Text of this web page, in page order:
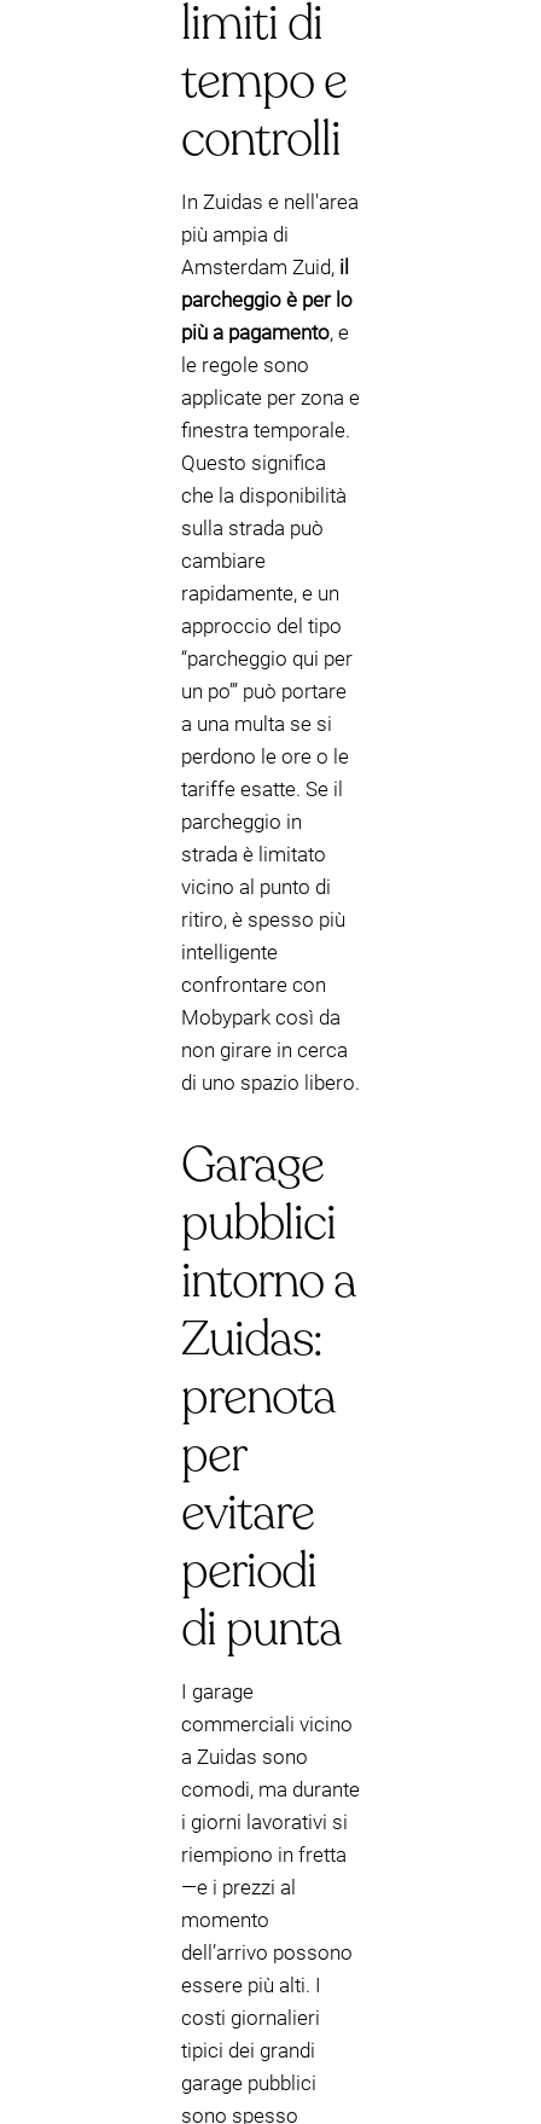
limiti di
tempo e
controlli
In Zuidas e nell'area
più ampia di
Amsterdam Zuid, il
parcheggio è per lo
più a pagamento, e
le regole sono
applicate per zona e
finestra temporale.
Questo significa
che la disponibilità
sulla strada può
cambiare
rapidamente, e un
approccio del tipo
“parcheggio qui per
un po’” può portare
a una multa se si
perdono le ore o le
tariffe esatte. Se il
parcheggio in
strada è limitato
vicino al punto di
ritiro, è spesso più
intelligente
confrontare con
Mobypark così da
non girare in cerca
di uno spazio libero.
Garage
pubblici
intorno a
Zuidas:
prenota
per
evitare
periodi
di punta
I garage
commerciali vicino
a Zuidas sono
comodi, ma durante
i giorni lavorativi si
riempiono in fretta
—e i prezzi al
momento
dell’arrivo possono
essere più alti. I
costi giornalieri
tipici dei grandi
garage pubblici
sono spesso